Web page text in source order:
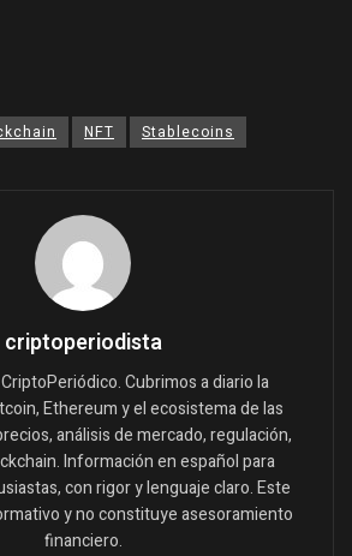
NFT Stablecoins
criptoperiodista
Cubrimos a diario la
Ethereum y el ecosistema de las
análisis de mercado, regulación,
Información en español para
con rigor y lenguaje claro. Este
y no constituye asesoramiento
financiero.